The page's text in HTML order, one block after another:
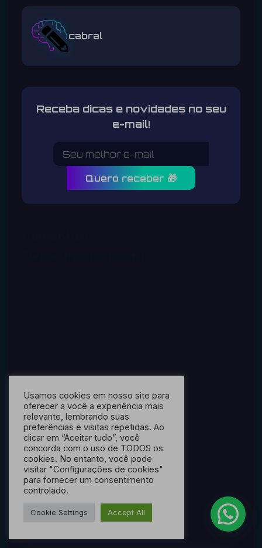
cabral
Receba dicas e novidades no seu
e-mail!
Quero receber 🎁
Usamos cookies em nosso site para
oferecer a você a experiência mais
relevante, lembrando suas
preferências e visitas repetidas. Ao
clicar em “Aceitar tudo”, você
concorda com o uso de TODOS os
cookies. No entanto, você pode
visitar "Configurações de cookies"
para fornecer um consentimento
controlado.
Cookie Settings Accept All